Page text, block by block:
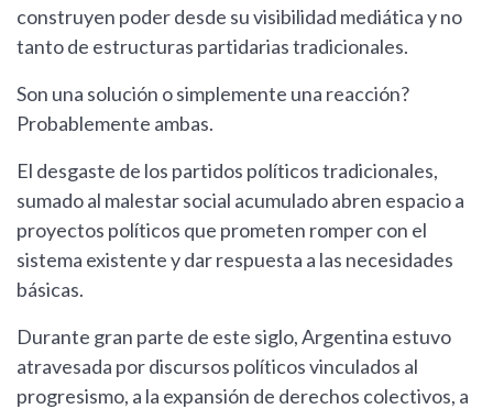
construyen poder desde su visibilidad mediática y no
tanto de estructuras partidarias tradicionales.
Son una solución o simplemente una reacción?
Probablemente ambas.
El desgaste de los partidos políticos tradicionales,
sumado al malestar social acumulado abren espacio a
proyectos políticos que prometen romper con el
sistema existente y dar respuesta a las necesidades
básicas.
Durante gran parte de este siglo, Argentina estuvo
atravesada por discursos políticos vinculados al
progresismo, a la expansión de derechos colectivos, a